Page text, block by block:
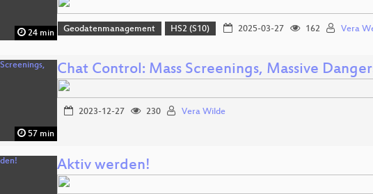
24 min Geodatenmanagement HS2 (S10) 2025-03-27 162 Vera
57 min
Chat Control: Mass Screenings, Massive
2023-12-27 230 Vera Wilde
Aktiv werden!